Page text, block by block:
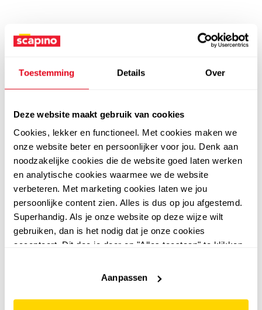
Toestemming Details Over
Deze website maakt gebruik van cookies
Cookies, lekker en functioneel. Met cookies maken we
onze website beter en persoonlijker voor jou. Denk aan
noodzakelijke cookies die de website goed laten werken
en analytische cookies waarmee we de website
verbeteren. Met marketing cookies laten we jou
persoonlijke content zien. Alles is dus op jou afgestemd.
Superhandig. Als je onze website op deze wijze wilt
gebruiken, dan is het nodig dat je onze cookies
accepteert. Dit doe je door op "Alles toestaan" te klikken.
website niet optimaal functioneert.
Aanpassen